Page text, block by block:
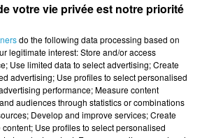
*
votre vie privée est notre priorité
do the following data processing based on
legitimate interest: Store and/or access
Use limited data to select advertising; Create
advertising; Use profiles to select personalised
performance; Measure content
audiences through statistics or combinations
Develop and improve services; Create
Use profiles to select personalised